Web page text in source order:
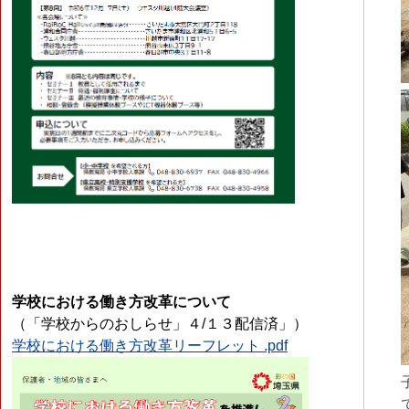
学校における働き方改革について
（「学校からのおしらせ」４/１３配信済」）
学校における働き方改革リーフレット .pdf